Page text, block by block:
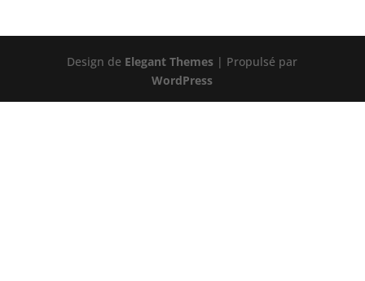
Design de Elegant Themes | Propulsé par
WordPress